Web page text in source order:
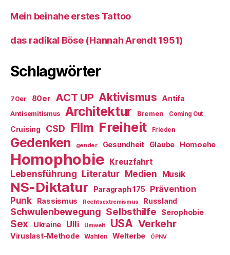
Mein beinahe erstes Tattoo
das radikal Böse (Hannah Arendt 1951)
Schlagwörter
70er 80er ACT UP Aktivismus Antifa
Antisemitismus Architektur Bremen Coming Out
Cruising CSD Film Freiheit Frieden
Gedenken gender Gesundheit Glaube Homoehe
Homophobie Kreuzfahrt
Lebensführung Literatur Medien Musik
NS-Diktatur Paragraph 175
Prävention
Punk
Rassismus Rechtsextremismus Russland
Schwulenbewegung Selbsthilfe Serophobie
Sex Ukraine Ulli Umwelt USA Verkehr
Viruslast-Methode Wahlen Welterbe ÖPNV